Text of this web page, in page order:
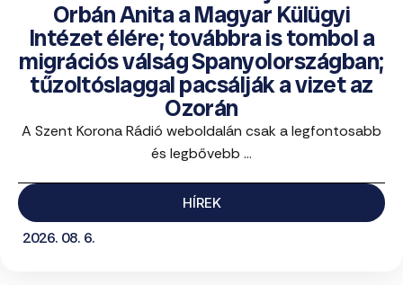
Orbán Anita a Magyar Külügyi
Intézet élére; továbbra is tombol a
migrációs válság Spanyolországban;
tűzoltóslaggal pacsálják a vizet az
Ozorán
A Szent Korona Rádió weboldalán csak a legfontosabb
és legbővebb ...
HÍREK
2026. 08. 6.